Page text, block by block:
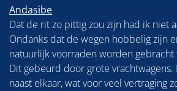
Andasibe
Dat de rit zo pittig zou zijn had ik niet
Ondanks dat de wegen hobbelig zijn
natuurlijk voorraden worden gebracht
Dit gebeurd door grote vrachtwagens.
naast elkaar, wat voor veel vertraging